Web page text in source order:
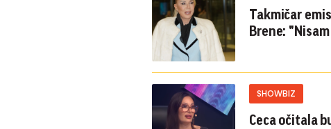
Takmičar
Brene:
SHOWBIZ
Ceca očitala